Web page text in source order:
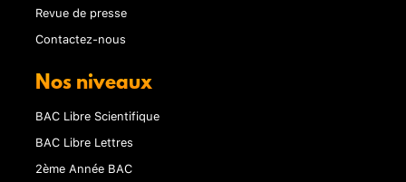
Revue de presse
Contactez-nous
Nos niveaux
BAC Libre Scientifique
BAC Libre Lettres
2ème Année BAC